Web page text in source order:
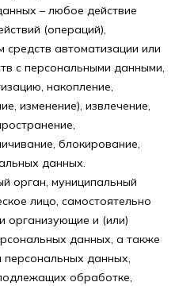
– любое действие
(операций),
автоматизации или
с персональными данными,
накопление,
изменение), извлечение,
блокирование,
данных.
орган, муниципальный
лицо, самостоятельно
организующие и (или)
данных, а также
данных,
обработке,